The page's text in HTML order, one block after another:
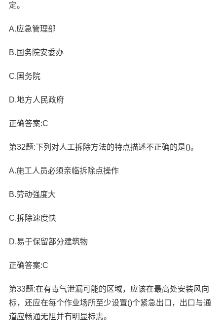
定。
A.应急管理部
B.国务院安委办
C.国务院
D.地方人民政府
正确答案:C
第32题:下列对人工拆除方法的特点描述不正确的是()。
A.施工人员必须亲临拆除点操作
B.劳动强度大
C.拆除速度快
D.易于保留部分建筑物
正确答案:C
第33题:在有毒气泄漏可能的区域，应该在最高处安装风向
标，还应在每个作业场所至少设置()个紧急出口，出口与通
道应畅通无阻并有明显标志。